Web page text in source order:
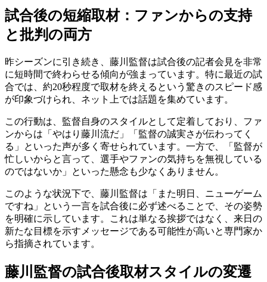
試合後の短縮取材：ファンからの支持
と批判の両方
昨シーズンに引き続き、藤川監督は試合後の記者会見を非常
に短時間で終わらせる傾向が強まっています。特に最近の試
合では、約20秒程度で取材を終えるという驚きのスピード感
が印象づけられ、ネット上では話題を集めています。
この行動は、監督自身のスタイルとして定着しており、ファ
ンからは「やはり藤川流だ」「監督の誠実さが伝わってく
る」といった声が多く寄せられています。一方で、「監督が
忙しいからと言って、選手やファンの気持ちを無視している
のではないか」といった懸念も少なくありません。
このような状況下で、藤川監督は「また明日、ニューゲーム
ですね」という一言を試合後に必ず述べることで、その姿勢
を明確に示しています。これは単なる挨拶ではなく、来日の
新たな目標を示すメッセージである可能性が高いと専門家か
ら指摘されています。
藤川監督の試合後取材スタイルの変遷